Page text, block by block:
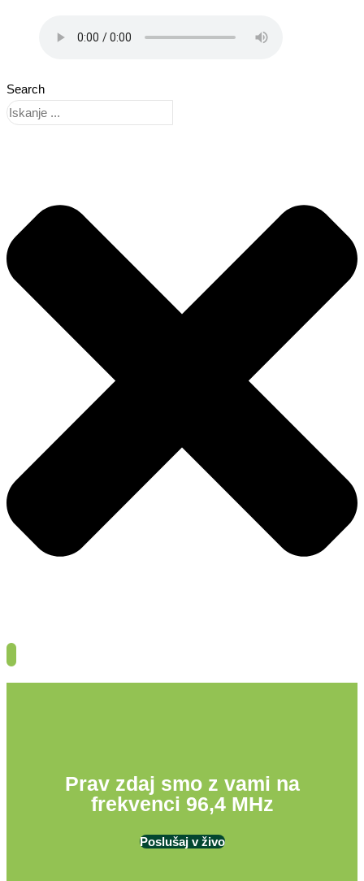
Search
Prav zdaj smo z vami na
frekvenci 96,4 MHz
Poslušaj v živo